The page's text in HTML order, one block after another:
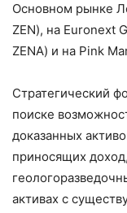
Основном рынке
ZEN), на Euronext
ZENA) и на Pink
Стратегический
поиске
доказанных
приносящих
активах с